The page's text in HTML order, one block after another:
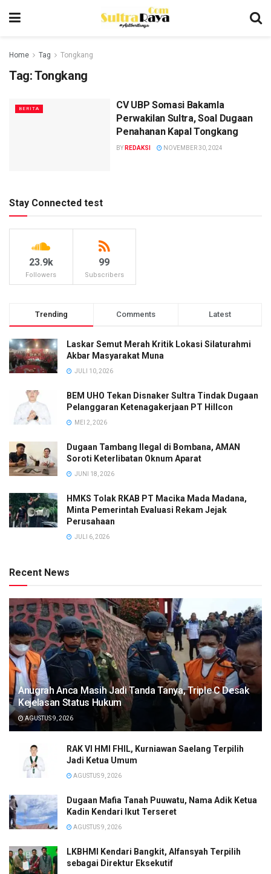
Home Tag Tongkang
Tag:Tongkang
BERITA
CV UBP Somasi Bakamla
Perwakilan Sultra, Soal Dugaan
Penahanan Kapal Tongkang
BY REDAKSI NOVEMBER 30, 2024
Stay Connected test
23.9k
Followers
99
Subscribers
Trending Comments Latest
Laskar Semut Merah Kritik Lokasi Silaturahmi
Akbar Masyarakat Muna
JULI 10, 2026
BEM UHO Tekan Disnaker Sultra Tindak Dugaan
Pelanggaran Ketenagakerjaan PT Hillcon
MEI 2, 2026
Dugaan Tambang Ilegal di Bombana, AMAN
Soroti Keterlibatan Oknum Aparat
JUNI 18, 2026
HMKS Tolak RKAB PT Macika Mada Madana,
Minta Pemerintah Evaluasi Rekam Jejak
Perusahaan
JULI 6, 2026
Recent News
Anugrah Anca Masih Jadi Tanda Tanya, Triple C Desak
Kejelasan Status Hukum
AGUSTUS 9, 2026
RAK VI HMI FHIL, Kurniawan Saelang Terpilih
Jadi Ketua Umum
AGUSTUS 9, 2026
Dugaan Mafia Tanah Puuwatu, Nama Adik Ketua
Kadin Kendari Ikut Terseret
AGUSTUS 9, 2026
LKBHMI Kendari Bangkit, Alfansyah Terpilih
sebagai Direktur Eksekutif